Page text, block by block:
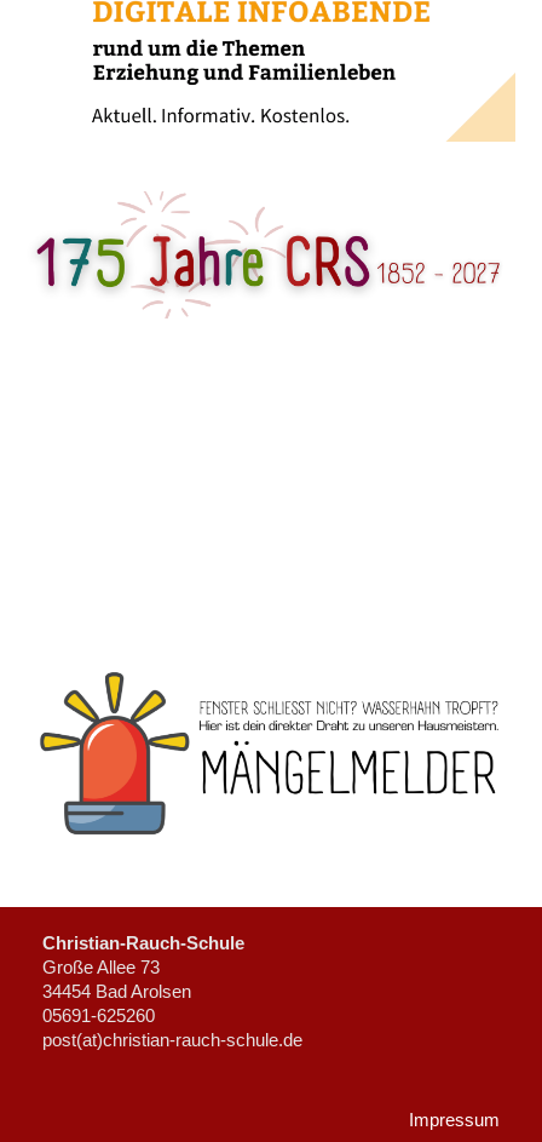
Christian-Rauch-Schule
Große Allee 73
34454 Bad Arolsen
05691-625260
post(at)christian-rauch-schule.de
Impressum